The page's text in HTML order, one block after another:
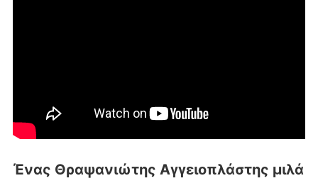
Ένας Θραψανιώτης Αγγειοπλάστης μιλά